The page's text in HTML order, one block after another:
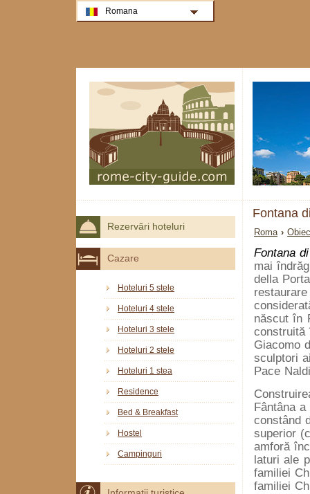
Fontana
Roma ›
Fontana
mai
della
născut în
construită
Giacomo
sculptori
Pace
Fântâna
constând
superior
amforă
laturi ale
familiei
familiei
Rezervări hoteluri
Cazare
Hoteluri 5 stele
Hoteluri 4 stele
Hoteluri 3 stele
Hoteluri 2 stele
Hoteluri 1 stea
Residence
Bed & Breakfast
Hostel
Campinguri
Romana